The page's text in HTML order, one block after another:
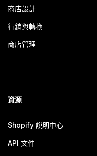
商店設計
行銷與轉換
商店管理
資源
Shopify 說明中心
API 文件